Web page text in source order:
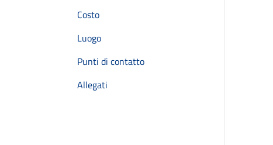
Costo
Luogo
Punti di contatto
Allegati